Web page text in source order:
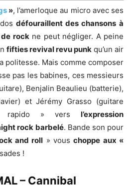
», l’amerloque au micro avec ses
défouraillent des chansons à
de rockne peut négliger. A peine
fifties revival revu punk qu’un air
politesse. Mais comme composer
pas les babines, ces messieurs
Benjalin Beaulieu (batterie),
et Jérémy Grasso (guitare
rapido » vers l’expression
rock barbelé. Bande son pour
and roll » vouschoppe aux «
!
– Cannibal